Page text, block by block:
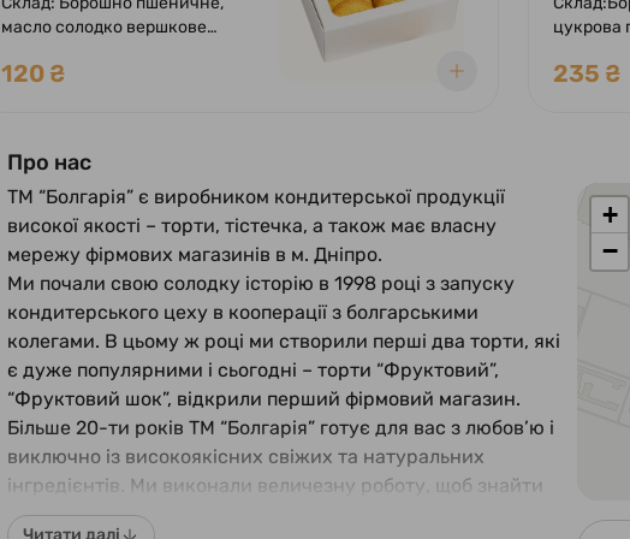
масло солодко вершкове
яйце (жовток), розпушувач,
120 ₴
цукрова
клюква
235 ₴
Про нас
ТМ “Болгарія” є виробником кондитерської продукції
високої якості – торти, тістечка, а також має власну
мережу фірмових магазинів в м. Дніпро.
Ми почали свою солодку історію в 1998 році з запуску
кондитерського цеху в кооперації з болгарськими
колегами. В цьому ж році ми створили перші два торти, які
є дуже популярними і сьогодні – торти “Фруктовий”,
“Фруктовий шок”, відкрили перший фірмовий магазин.
Більше 20-ти років ТМ “Болгарія” готує для вас з любов’ю і
виключно із високоякісних свіжих та натуральних
інгредієнтів. Ми виконали величезну роботу, щоб знайти
постачальників сировини для своїх десертів, бо якість –
Читати далі
+
−